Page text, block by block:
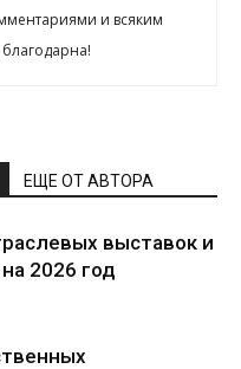
и всяким
ЕЩЕ ОТ АВТОРА
выставок и
2026 год